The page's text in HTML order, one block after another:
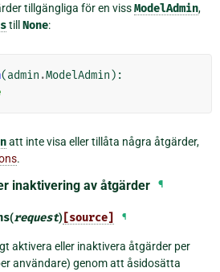
tillgängliga för en vissModelAdmin,
tillNone:
(admin .ModelAdmin ):
att inte visa eller tillåta några åtgärder,
.
inaktivering av åtgärder ¶
(request) [source] ¶
aktivera eller inaktivera åtgärder per
användare) genom att åsidosätta